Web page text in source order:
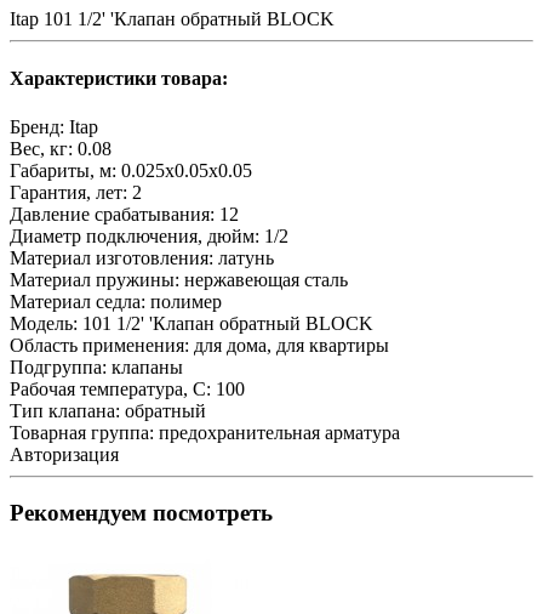
Itap 101 1/2' 'Клапан обратный BLOCK
Характеристики товара:
Бренд: Itap
Вес, кг: 0.08
Габариты, м: 0.025x0.05x0.05
Гарантия, лет: 2
Давление срабатывания: 12
Диаметр подключения, дюйм: 1/2
Материал изготовления: латунь
Материал пружины: нержавеющая сталь
Материал седла: полимер
Модель: 101 1/2' 'Клапан обратный BLOCK
Область применения: для дома, для квартиры
Подгруппа: клапаны
Рабочая температура, С: 100
Тип клапана: обратный
Товарная группа: предохранительная арматура
Авторизация
Рекомендуем посмотреть